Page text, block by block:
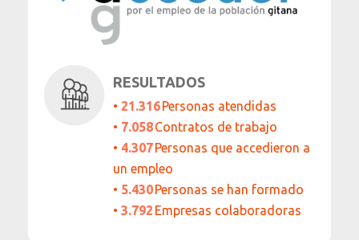
RESULTADOS
• 21.316Personas atendidas
• 7.058Contratos de trabajo
• 4.307Personas que accedieron a
un empleo
• 5.430Personas se han formado
• 3.792 Empresas colaboradoras